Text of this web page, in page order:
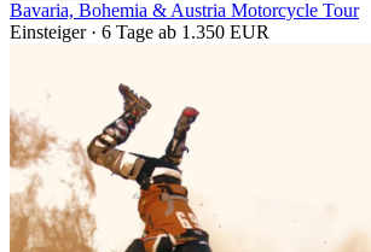
Bavaria, Bohemia & Austria Motorcycle Tour
Einsteiger · 6 Tage ab 1.350 EUR